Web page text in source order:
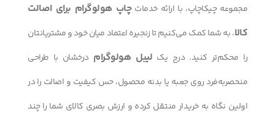
مجموعه چیکاچاپ، با ارائه خدماتچاپ هولوگرام برای اصالت
کالا، به شما کمک می‌کنیم تا زنجیره اعتماد میان خود و مشتریانتان
را محکم‌تر کنید. درج یک لیبل هولوگرام درخشان با طراحی
منحصر‌به‌فرد روی جعبه یا بدنه محصول، حس کیفیت و اصالت را در
اولین نگاه به خریدار منتقل کرده و ارزش بصری کالای شما را چند